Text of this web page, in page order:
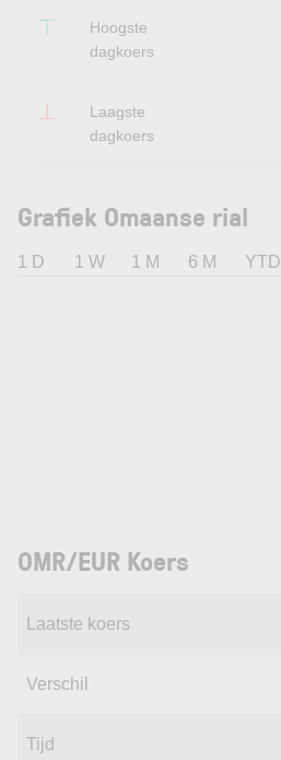
Hoogste
dagkoers
Laagste
dagkoers
Grafiek Omaanse rial
1 D 1 W 1 M 6 M YTD
OMR/EUR Koers
Laatste koers
Verschil
Tijd